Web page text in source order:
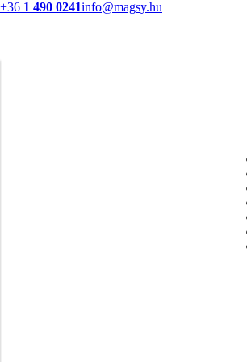
+36 1 490 0241info@magsy.hu